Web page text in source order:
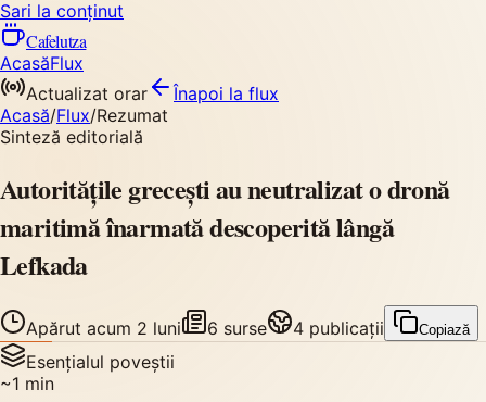
Sari la conținut
Cafelutza
AcasăFlux
Actualizat orar
Înapoi la flux
Acasă/Flux/Rezumat
Sinteză editorială
Autoritățile grecești au neutralizat o dronă
maritimă înarmată descoperită lângă
Lefkada
Apărut acum 2 luni 6 surse 4 publicații Copiază
Esențialul poveștii
~1 min